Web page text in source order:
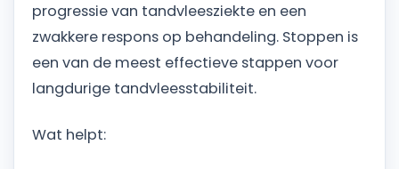
progressie van tandvleesziekte en een
zwakkere respons op behandeling. Stoppen is
een van de meest effectieve stappen voor
langdurige tandvleesstabiliteit.
Wat helpt: